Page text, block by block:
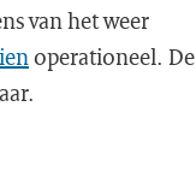
van het weer
operationeel. De